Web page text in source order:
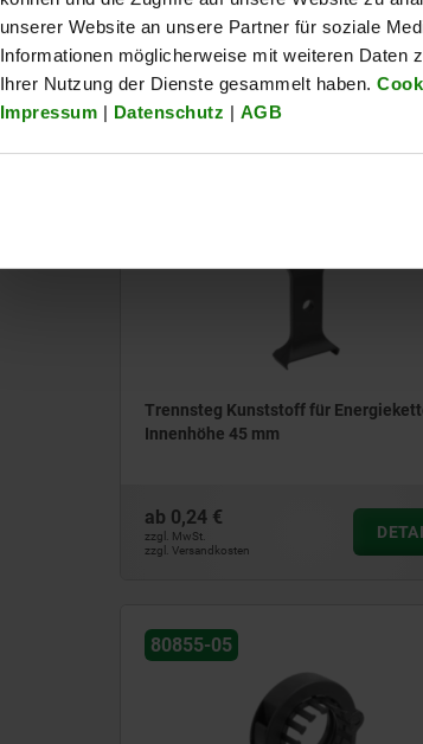
unserer Website an unsere Partner für soziale
Informationen möglicherweise mit weiteren Daten
Ihrer Nutzung der Dienste gesammelt haben.
Impressum | Datenschutz | AGB
ab0,99 €
zzgl. Versandkosten
Trennsteg Kunststoff für
Innenhöhe 45 mm
ab 0,24 €
zzgl. MwSt.
zzgl. Versandkosten
80855-05